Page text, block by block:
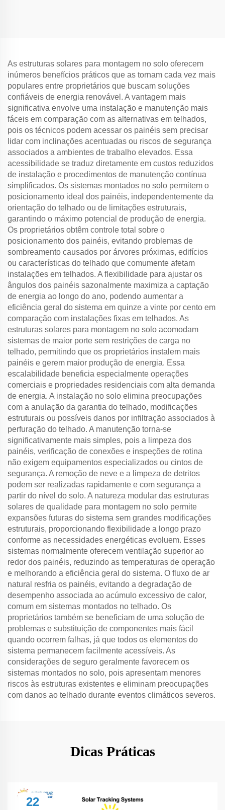
As estruturas solares para montagem no solo oferecem
inúmeros benefícios práticos que as tornam cada vez mais
populares entre proprietários que buscam soluções
confiáveis de energia renovável. A vantagem mais
significativa envolve uma instalação e manutenção mais
fáceis em comparação com as alternativas em telhados,
pois os técnicos podem acessar os painéis sem precisar
lidar com inclinações acentuadas ou riscos de segurança
associados a ambientes de trabalho elevados. Essa
acessibilidade se traduz diretamente em custos reduzidos
de instalação e procedimentos de manutenção contínua
simplificados. Os sistemas montados no solo permitem o
posicionamento ideal dos painéis, independentemente da
orientação do telhado ou de limitações estruturais,
garantindo o máximo potencial de produção de energia.
Os proprietários obtêm controle total sobre o
posicionamento dos painéis, evitando problemas de
sombreamento causados por árvores próximas, edifícios
ou características do telhado que comumente afetam
instalações em telhados. A flexibilidade para ajustar os
ângulos dos painéis sazonalmente maximiza a captação
de energia ao longo do ano, podendo aumentar a
eficiência geral do sistema em quinze a vinte por cento em
comparação com instalações fixas em telhados. As
estruturas solares para montagem no solo acomodam
sistemas de maior porte sem restrições de carga no
telhado, permitindo que os proprietários instalem mais
painéis e gerem maior produção de energia. Essa
escalabilidade beneficia especialmente operações
comerciais e propriedades residenciais com alta demanda
de energia. A instalação no solo elimina preocupações
com a anulação da garantia do telhado, modificações
estruturais ou possíveis danos por infiltração associados à
perfuração do telhado. A manutenção torna-se
significativamente mais simples, pois a limpeza dos
painéis, verificação de conexões e inspeções de rotina
não exigem equipamentos especializados ou cintos de
segurança. A remoção de neve e a limpeza de detritos
podem ser realizadas rapidamente e com segurança a
partir do nível do solo. A natureza modular das estruturas
solares de qualidade para montagem no solo permite
expansões futuras do sistema sem grandes modificações
estruturais, proporcionando flexibilidade a longo prazo
conforme as necessidades energéticas evoluem. Esses
sistemas normalmente oferecem ventilação superior ao
redor dos painéis, reduzindo as temperaturas de operação
e melhorando a eficiência geral do sistema. O fluxo de ar
natural resfria os painéis, evitando a degradação de
desempenho associada ao acúmulo excessivo de calor,
comum em sistemas montados no telhado. Os
proprietários também se beneficiam de uma solução de
problemas e substituição de componentes mais fácil
quando ocorrem falhas, já que todos os elementos do
sistema permanecem facilmente acessíveis. As
considerações de seguro geralmente favorecem os
sistemas montados no solo, pois apresentam menores
riscos às estruturas existentes e eliminam preocupações
com danos ao telhado durante eventos climáticos severos.
Dicas Práticas
22